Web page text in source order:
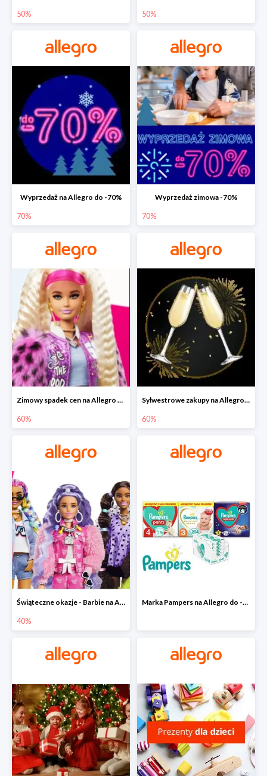
50% 50%
Wyprzedaż na Allegro do -70%
70%
Wyprzedaż zimowa -70%
70%
Zimowy spadek cen na Allegro - lalki Barbie do -60%
60%
Sylwestrowe zakupy na Allegro do -60%
60%
Świąteczne okazje - Barbie na Allegro do -40%
40%
Marka Pampers na Allegro do -35%